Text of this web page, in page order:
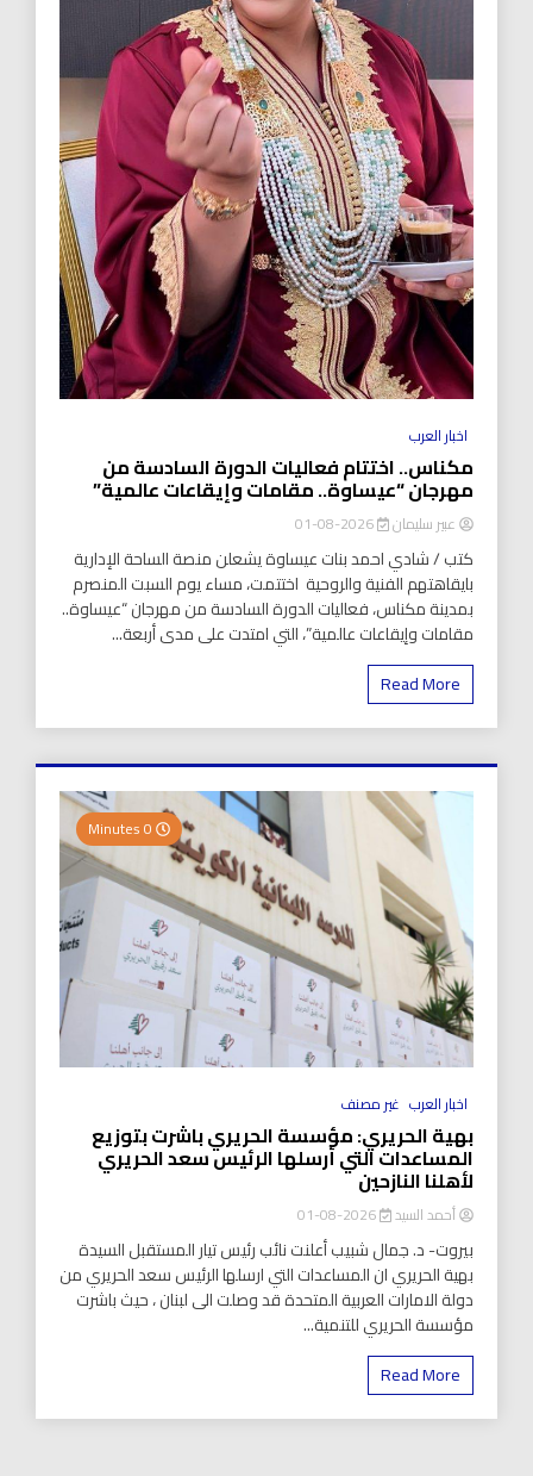
اخبار العرب
مكناس.. اختتام فعاليات الدورة السادسة من
مهرجان “عيساوة.. مقامات وإيقاعات عالمية”
عبير سليمان 2026-08-01
كتب / شادي احمد بنات عيساوة يشعلن منصة الساحة الإدارية
بايقاهتهم الفنية والروحية اختتمت، مساء يوم السبت المنصرم
بمدينة مكناس، فعاليات الدورة السادسة من مهرجان “عيساوة..
مقامات وإيقاعات عالمية”، التي امتدت على مدى أربعة...
Read More
اخبار العرب غير مصنف
بهية الحريري: مؤسسة الحريري باشرت بتوزيع
المساعدات التي أرسلها الرئيس سعد الحريري
لأهلنا النازحين
أحمد السيد 2026-08-01
بيروت- د. جمال شبيب أعلنت نائب رئيس تيار المستقبل السيدة
بهية الحريري ان المساعدات التي ارسلها الرئيس سعد الحريري من
دولة الامارات العربية المتحدة قد وصلت الى لبنان ، حيث باشرت
مؤسسة الحريري للتنمية...
Read More